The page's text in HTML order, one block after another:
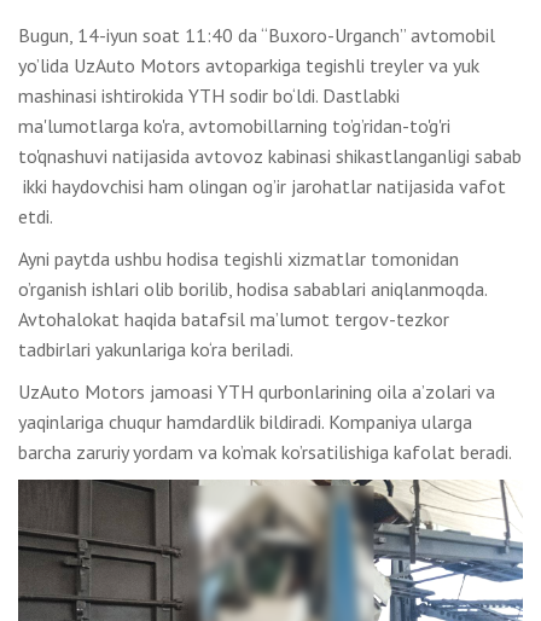
Bugun, 14-iyun soat 11:40 da “Buxoro-Urganch” avtomobil
yo’lida UzAuto Motors avtoparkiga tegishli treyler va yuk
mashinasi ishtirokida YTH sodir bo‘ldi. Dastlabki
ma'lumotlarga ko'ra, avtomobillarning to’g’ridan-to'g'ri
to'qnashuvi natijasida avtovoz kabinasi shikastlanganligi sabab
ikki haydovchisi ham olingan og’ir jarohatlar natijasida vafot
etdi.
Ayni paytda ushbu hodisa tegishli xizmatlar tomonidan
o’rganish ishlari olib borilib, hodisa sabablari aniqlanmoqda.
Avtohalokat haqida batafsil ma’lumot tergov-tezkor
tadbirlari yakunlariga ko‘ra beriladi.
UzAuto Motors jamoasi YTH qurbonlarining oila a’zolari va
yaqinlariga chuqur hamdardlik bildiradi. Kompaniya ularga
barcha zaruriy yordam va ko’mak ko’rsatilishiga kafolat beradi.